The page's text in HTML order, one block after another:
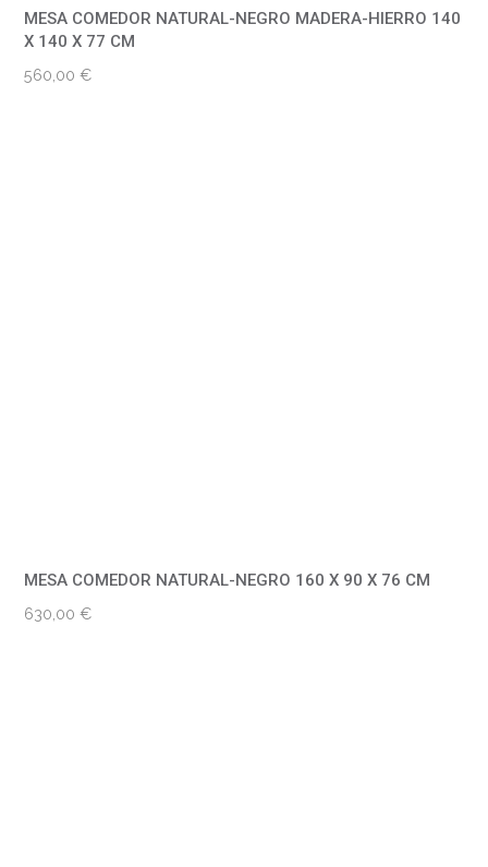
MESA COMEDOR NATURAL-NEGRO MADERA-HIERRO 140
X 140 X 77 CM
560,00€
MESA COMEDOR NATURAL-NEGRO 160 X 90 X 76 CM
630,00€